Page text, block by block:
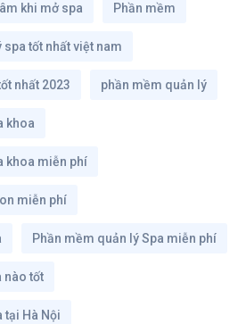
khi mở spa Phần mềm
tốt nhất việt nam
nhất 2023 phần mềm quản lý
khoa
khoa miễn phí
miễn phí
Phần mềm quản lý Spa miễn phí
nào tốt
tại Hà Nội